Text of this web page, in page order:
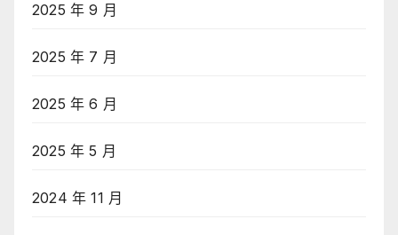
2025 年 9 月
2025 年 7 月
2025 年 6 月
2025 年 5 月
2024 年 11 月